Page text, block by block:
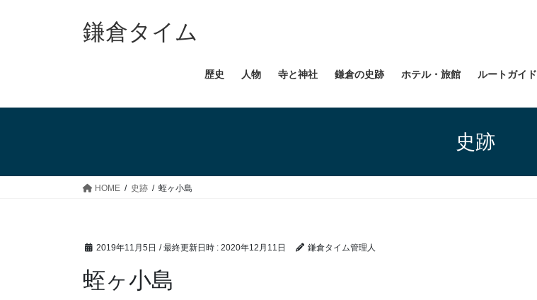
ス
ン
鎌倉タイム
歴史 人物 寺と神社 鎌倉の史跡 ホテル・旅館 ルートガイド
史跡
HOME 史跡 蛭ヶ小島
2019年11月5日 / 最終更新日時 : 2020年12月11日 鎌倉タイム管理人
蛭ヶ小島